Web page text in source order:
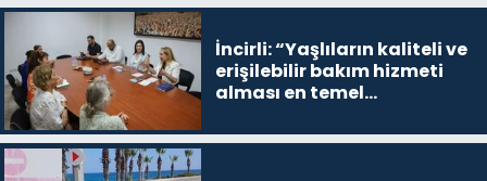
İncirli: “Yaşlıların kaliteli ve
erişilebilir bakım hizmeti
alması en temel